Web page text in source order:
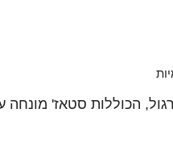
הכוללות סטאז' מונחה